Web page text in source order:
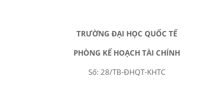
TRƯỜNG ĐẠI HỌC QUỐC TẾ
PHÒNG KẾ HOẠCH TÀI CHÍNH
Số: 28/TB-ĐHQT-KHTC